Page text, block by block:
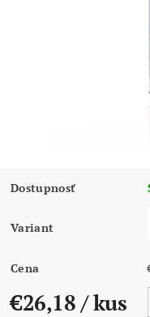
Dostupnosť
Variant
Cena
€26,18 / kus